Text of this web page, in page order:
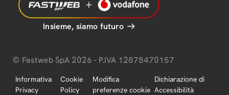
Insieme, siamo futuro
© Fastweb SpA 2026 - P.IVA 12878470157
Informativa
Privacy
Cookie
Policy
Modifica
preferenze cookie
Dichiarazione di
Accessibilità